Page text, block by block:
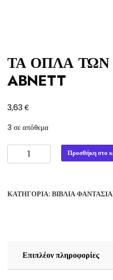
ΤΑ ΟΠΛΑ ΤΩΝ
ABNETT
3,63€
3 σε απόθεμα
ΟΠΛΑ
-
Προσθήκη στο
ΚΑΤΗΓΟΡΊΑ: ΒΙΒΛΊΑ
Επιπλέον πληροφορίες